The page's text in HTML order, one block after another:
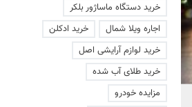
خرید دستگاه ماساژور بلکر
اجاره ویلا شمال
خرید ادکلن
خرید لوازم آرایشی اصل
خرید طلای آب شده
مزایده خودرو